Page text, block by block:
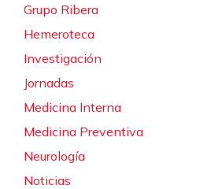
Grupo Ribera
Hemeroteca
Investigación
Jornadas
Medicina Interna
Medicina Preventiva
Neurología
Noticias